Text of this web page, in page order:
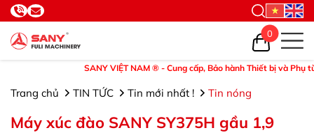
SANY VIỆT NAM ® - Cung cấp, Bảo hành Thiết bị và Phụ tùng.
0
Trang chủ TIN TỨC Tin mới nhất ! Tin nóng
Máy xúc đào SANY SY375H gầu 1,9